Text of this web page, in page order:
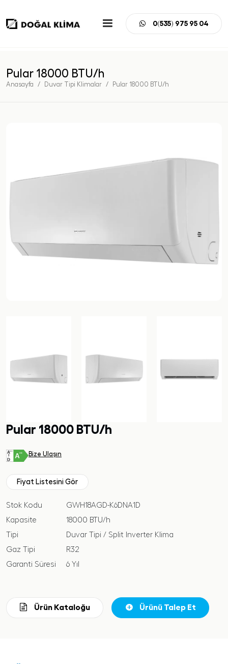
0(535) 975 95 04
Pular 18000 BTU/h
Anasayfa Duvar Tipi Klimalar Pular 18000 BTU/h
Pular 18000 BTU/h
Bize Ulaşın
Fiyat Listesini Gör
Stok Kodu
GWH18AGD-K6DNA1D
Kapasite
18000 BTU/h
Tipi
Duvar Tipi / Split Inverter Klima
Gaz Tipi
R32
Garanti Süresi
6 Yıl
Ürün Kataloğu Ürünü Talep Et